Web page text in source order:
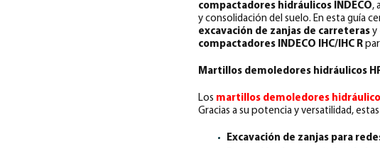
compactadores hidráulicos INDECO,
y consolidación del suelo. En esta guía
excavación de zanjas de carreteras y
compactadores INDECO IHC/IHC R
Martillos demoledores hidráulicos
Los martillos demoledores
Gracias a su potencia y versatilidad,
Excavación de zanjas para